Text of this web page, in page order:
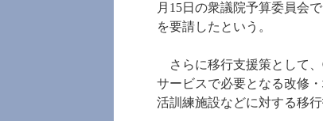
月15日の衆議院予算委員会
を要請したという。
さらに移行支援策として
サービスで必要となる改修
活訓練施設などに対する移